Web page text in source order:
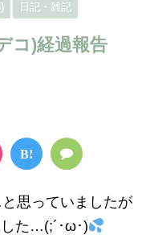
日記・雑記
コ)経過報告
B!
思っていましたが
た…(;´･ω･)